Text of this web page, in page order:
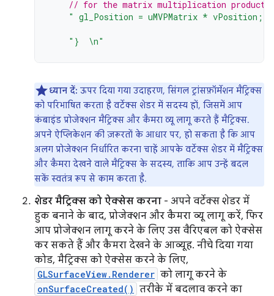
// for the matrix multiplication product
" gl_Position = uMVPMatrix * vPosition;
"}  \n"
ध्यान दें: ऊपर दिया गया उदाहरण, सिंगल ट्रांसफ़ॉर्मेशन मैट्रिक्स
को परिभाषित करता है वर्टेक्स शेडर में सदस्य हों, जिसमें आप
कंबाइंड प्रोजेक्शन मैट्रिक्स और कैमरा व्यू लागू करते हैं मैट्रिक्स.
अपने ऐप्लिकेशन की ज़रूरतों के आधार पर, हो सकता है कि आप
अलग प्रोजेक्शन निर्धारित करना चाहें आपके वर्टेक्स शेडर में मैट्रिक्स
और कैमरा देखने वाले मैट्रिक्स के सदस्य, ताकि आप उन्हें बदल
सकें स्वतंत्र रूप से काम करता है.
शेडर मैट्रिक्स को ऐक्सेस करना - अपने वर्टेक्स शेडर में
हुक बनाने के बाद, प्रोजेक्शन और कैमरा व्यू लागू करें, फिर
आप प्रोजेक्शन लागू करने के लिए उस वैरिएबल को ऐक्सेस
कर सकते हैं और कैमरा देखने के आव्यूह. नीचे दिया गया
कोड, मैट्रिक्स को ऐक्सेस करने के लिए,
GLSurfaceView.Renderer को लागू करने के
onSurfaceCreated() तरीके में बदलाव करने का